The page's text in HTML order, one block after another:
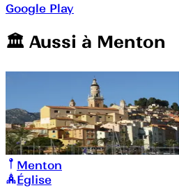
Google Play
🏛️️ Aussi à Menton
Menton
Église